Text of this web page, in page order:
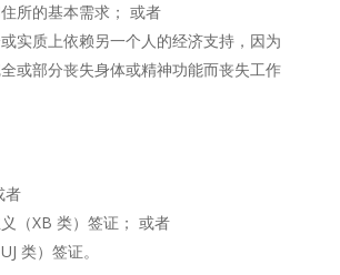
所的基本需求； 或者
实质上依赖另一个人的经济支持，因为
或部分丧失身体或精神功能而丧失工作
者
（XB 类）签证； 或者
类）签证。